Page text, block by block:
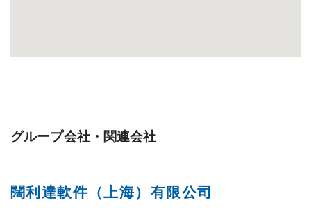
グループ会社・関連会社
闊利達軟件（上海）有限公司